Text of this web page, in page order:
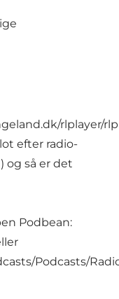
rlplayer/
efter radio-
og så er det
Podbean:
Podcasts/